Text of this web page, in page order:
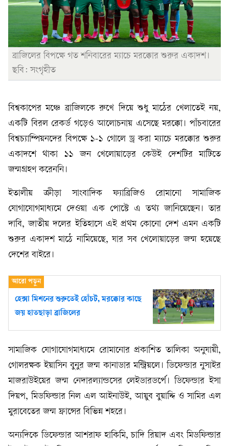
ব্রাজিলের বিপক্ষে গত শনিবারের ম্যাচে মরক্কোর শুরুর একাদশ।
ছবি: সংগৃহীত
বিশ্বকাপের মঞ্চে ব্রাজিলকে রুখে দিয়ে শুধু মাঠের খেলাতেই নয়,
একটি বিরল রেকর্ড গড়েও আলোচনায় এসেছে মরক্কো। পাঁচবারের
বিশ্বচ্যাম্পিয়নদের বিপক্ষে ১-১ গোলে ড্র করা ম্যাচে মরক্কোর শুরুর
একাদশে থাকা ১১ জন খেলোয়াড়ের কেউই দেশটির মাটিতে
জন্মগ্রহণ করেননি।
ইতালীয় ক্রীড়া সাংবাদিক ফ্যাব্রিজিও রোমানো সামাজিক
যোগাযোগমাধ্যমে দেওয়া এক পোস্টে এ তথ্য জানিয়েছেন। তার
দাবি, জাতীয় দলের ইতিহাসে এই প্রথম কোনো দেশ এমন একটি
শুরুর একাদশ মাঠে নামিয়েছে, যার সব খেলোয়াড়ের জন্ম হয়েছে
দেশের বাইরে।
হেক্সা মিশনের শুরুতেই হোঁচট, মরক্কোর কাছে
জয় হাতছাড়া ব্রাজিলের
সামাজিক যোগাযোগমাধ্যমে রোমানোর প্রকাশিত তালিকা অনুযায়ী,
গোলরক্ষক ইয়াসিন বুনুর জন্ম কানাডার মন্ট্রিয়লে। ডিফেন্ডার নুসাইর
মাজরাউইয়ের জন্ম নেদারল্যান্ডসের লেইডারডর্পে। ডিফেন্ডার ইসা
দিয়প, মিডফিল্ডার নিল এল আইনাউই, আয়ুব বুয়াদ্দি ও সামির এল
মুরাবেতের জন্ম ফ্রান্সের বিভিন্ন শহরে।
অন্যদিকে ডিফেন্ডার আশরাফ হাকিমি, চাদি রিয়াদ এবং মিডফিল্ডার